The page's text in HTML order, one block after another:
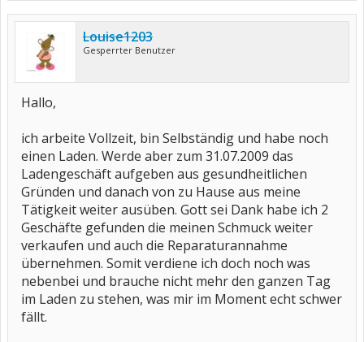
Louise1203
Gesperrter Benutzer
Hallo,
ich arbeite Vollzeit, bin Selbständig und habe noch
einen Laden. Werde aber zum 31.07.2009 das
Ladengeschäft aufgeben aus gesundheitlichen
Gründen und danach von zu Hause aus meine
Tätigkeit weiter ausüben. Gott sei Dank habe ich 2
Geschäfte gefunden die meinen Schmuck weiter
verkaufen und auch die Reparaturannahme
übernehmen. Somit verdiene ich doch noch was
nebenbei und brauche nicht mehr den ganzen Tag
im Laden zu stehen, was mir im Moment echt schwer
fällt.